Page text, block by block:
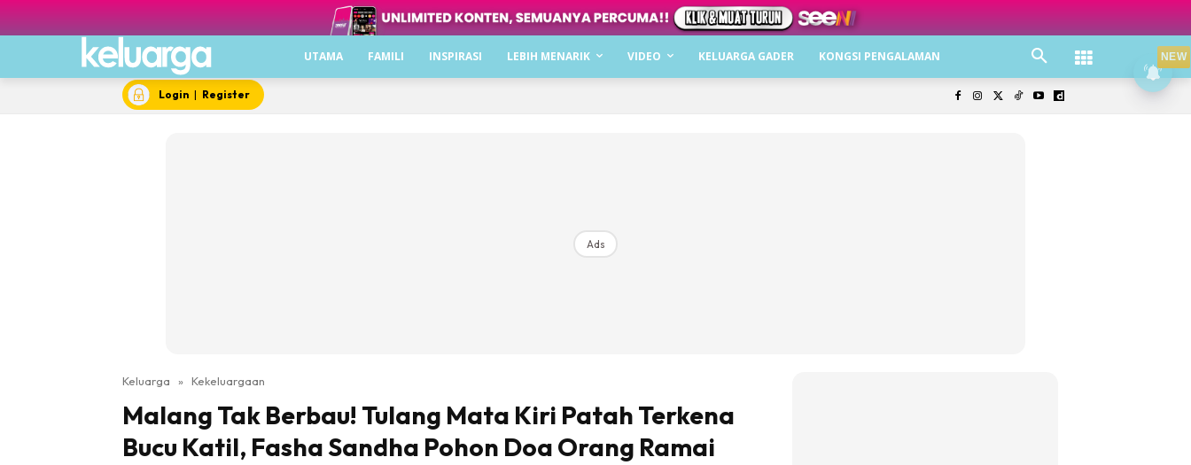
UTAMA FAMILI INSPIRASI LEBIH MENARIK VIDEO KELUARGA GADER KONGSI PENGALAMAN
Login | Register
Ads
Keluarga » Kekeluargaan
Malang Tak Berbau! Tulang Mata Kiri Patah Terkena
Bucu Katil, Fasha Sandha Pohon Doa Orang Ramai
NEW